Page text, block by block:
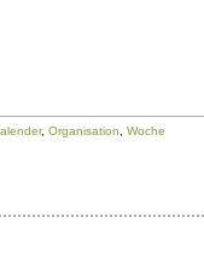
, Organisation Woche